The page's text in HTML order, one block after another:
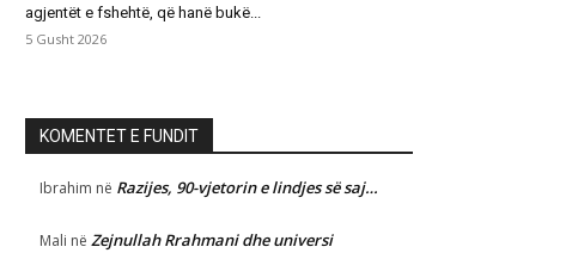
agjentët e fshehtë, që hanë bukë...
5 Gusht 2026
KOMENTET E FUNDIT
Ibrahim në Razijes, 90-vjetorin e lindjes së saj…
Mali në Zejnullah Rrahmani dhe universi